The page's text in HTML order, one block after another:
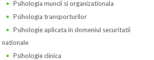
Psihologia muncii si organizationala
Psihologia transporturilor
Psihologie aplicata in domeniul securitatii
nationale
Psihologie clinica